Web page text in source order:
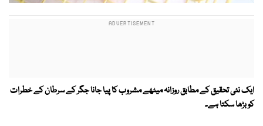
ایک نئی تحقیق کے مطابق روزانہ میٹھے مشروب کا پیا جانا جگر کے سرطان کے خطرات
کو بڑھا سکتا ہے۔